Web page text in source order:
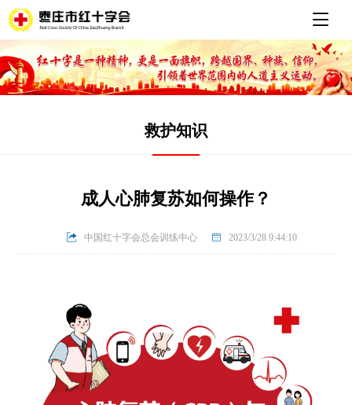
救护知识
成人心肺复苏如何操作？
 中国红十字会总会训练中心  2023/3/28 9:44:10